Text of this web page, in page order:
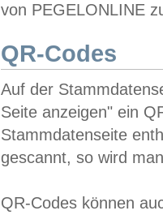
von PEGELONLINE
QR-Codes
Auf der
Seite anzeigen" ein
Stammdatenseite
gescannt, so wird
QR-Codes können